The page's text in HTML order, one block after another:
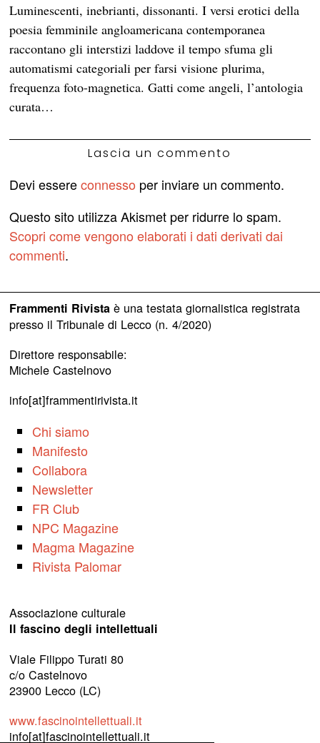
Luminescenti, inebrianti, dissonanti. I versi erotici della
poesia femminile angloamericana contemporanea
raccontano gli interstizi laddove il tempo sfuma gli
automatismi categoriali per farsi visione plurima,
frequenza foto-magnetica. Gatti come angeli, l’antologia
curata…
Lascia un commento
Devi essereconnesso per inviare un commento.
Questo sito utilizza Akismet per ridurre lo spam.
Scopri come vengono elaborati i dati derivati dai
commenti.
Frammenti Rivistaè una testata giornalistica registrata
presso il Tribunale di Lecco (n. 4/2020)
Direttore responsabile:
Michele Castelnovo
info[at]frammentirivista.it
Chi siamo
Manifesto
Collabora
Newsletter
FR Club
NPC Magazine
Magma Magazine
Rivista Palomar
Associazione culturale
Il fascino degli intellettuali
Viale Filippo Turati 80
c/o Castelnovo
23900 Lecco (LC)
www.fascinointellettuali.it
info[at]fascinointellettuali.it